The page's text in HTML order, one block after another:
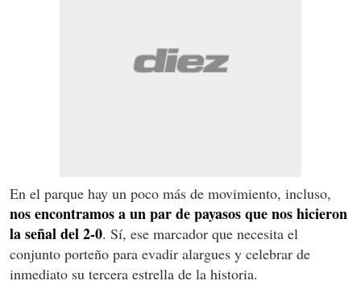
En el parque hay un poco más de movimiento, incluso,
nos encontramos a un par de payasos que nos hicieron
la señal del 2-0. Sí, ese marcador que necesita el
conjunto porteño para evadir alargues y celebrar de
inmediato su tercera estrella de la historia.